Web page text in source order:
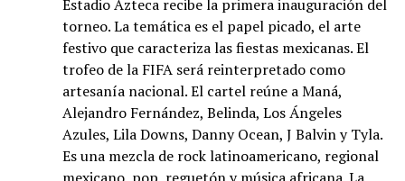
Estadio Azteca recibe la primera inauguración del
torneo. La temática es el papel picado, el arte
festivo que caracteriza las fiestas mexicanas. El
trofeo de la FIFA será reinterpretado como
artesanía nacional. El cartel reúne a Maná,
Alejandro Fernández, Belinda, Los Ángeles
Azules, Lila Downs, Danny Ocean, J Balvin y Tyla.
Es una mezcla de rock latinoamericano, regional